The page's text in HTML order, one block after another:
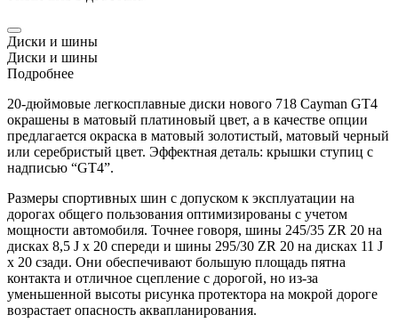
Диски и шины
Диски и шины
Подробнее
20-дюймовые легкосплавные диски нового 718 Cayman GT4
окрашены в матовый платиновый цвет, а в качестве опции
предлагается окраска в матовый золотистый, матовый черный
или серебристый цвет. Эффектная деталь: крышки ступиц с
надписью “GT4”.
Размеры спортивных шин с допуском к эксплуатации на
дорогах общего пользования оптимизированы с учетом
мощности автомобиля. Точнее говоря, шины 245/35 ZR 20 на
дисках 8,5 J x 20 спереди и шины 295/30 ZR 20 на дисках 11 J
x 20 сзади. Они обеспечивают большую площадь пятна
контакта и отличное сцепление с дорогой, но из-за
уменьшенной высоты рисунка протектора на мокрой дороге
возрастает опасность аквапланирования.